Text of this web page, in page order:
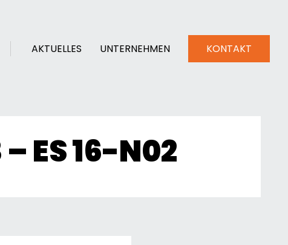
AKTUELLES UNTERNEHMEN KONTAKT
ES 16-N02